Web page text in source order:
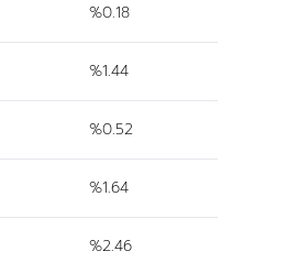
%0.18
%1.44
%0.52
%1.64
%2.46